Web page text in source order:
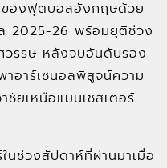
ของฟุตบอลอังกฤษด้วย
2025-26 พร้อมยุติช่วง
วรรษ หลังจบอันดับรอง
อาร์เซนอลพิสูจน์ความ
ชัยเหนือแมนเชสเตอร์
ช่วงสัปดาห์ที่ผ่านมาเมื่อ